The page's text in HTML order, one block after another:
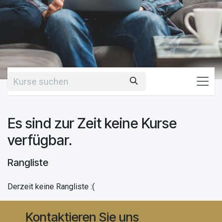
Rangliste
Derzeit keine Rangliste :(
Es sind zur Zeit keine Kurse
verfügbar.
Kontaktieren Sie uns